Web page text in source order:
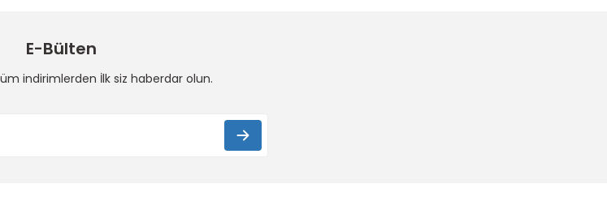
E-Bülten
indirimlerden İlk siz haberdar olun.